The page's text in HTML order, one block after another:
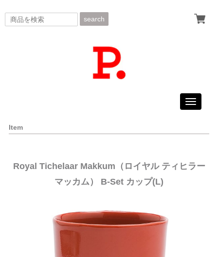
search
Toggle
Item
Royal Tichelaar Makkum（ロイヤル ティヒラー
マッカム） B-Set カップ(L)